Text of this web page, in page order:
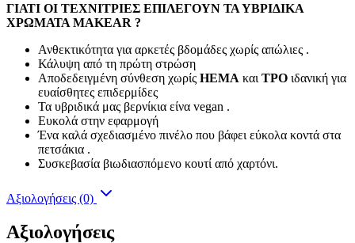
ΓΙΑΤΙ ΟΙ ΤΕΧΝΙΤΡΙΕΣ ΕΠΙΛΕΓΟΥΝ ΤΑ ΥΒΡΙΔΙΚΑ
ΧΡΩΜΑΤΑ MAKEAR ?
Ανθεκτικότητα για αρκετές βδομάδες χωρίς απώλιες .
Κάλυψη από τη πρώτη στρώση
Αποδεδειγμένη σύνθεση χωρίς HEMA και TPO ιδανική για
ευαίσθητες επιδερμίδες
Τα υβριδικά μας βερνίκια είνα vegan .
Ευκολά στην εφαρμογή
Ένα καλά σχεδιασμένο πινέλο που βάφει εύκολα κοντά στα
πετσάκια .
Συσκεβασία βιωδιασπόμενο κουτί από χαρτόνι.
Αξιολογήσεις (0)
Αξιολογήσεις